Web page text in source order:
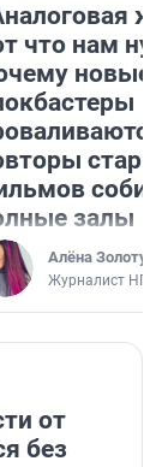
что нам
новые
залы
Алёна
Журналист НГС
от
без